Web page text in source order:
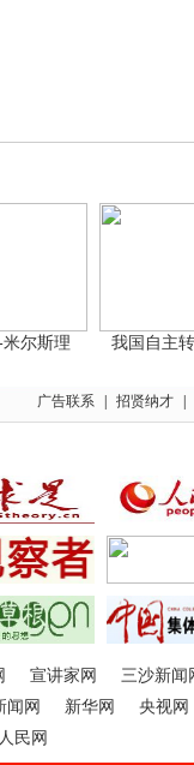
斯理 我国自主转
广告联系 招贤纳才
宣讲家网
三沙新闻
闻网 新华网
央视网
人民网